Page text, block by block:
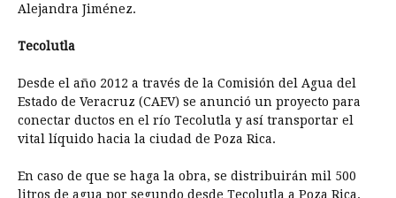
Alejandra Jiménez.
Tecolutla
Desde el año 2012 a través de la Comisión del Agua del
Estado de Veracruz (CAEV) se anunció un proyecto para
conectar ductos en el río Tecolutla y así transportar el
vital líquido hacia la ciudad de Poza Rica.
En caso de que se haga la obra, se distribuirán mil 500
litros de agua por segundo desde Tecolutla a Poza Rica.